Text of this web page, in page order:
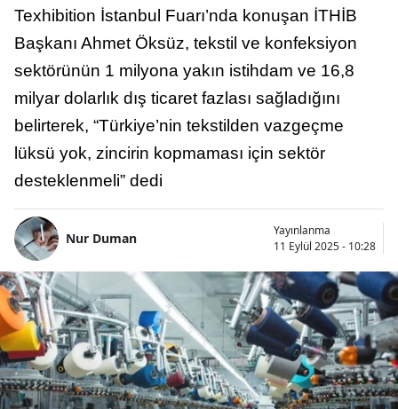
Texhibition İstanbul Fuarı’nda konuşan İTHİB
Başkanı Ahmet Öksüz, tekstil ve konfeksiyon
sektörünün 1 milyona yakın istihdam ve 16,8
milyar dolarlık dış ticaret fazlası sağladığını
belirterek, “Türkiye’nin tekstilden vazgeçme
lüksü yok, zincirin kopmaması için sektör
desteklenmeli” dedi
Nur Duman
Yayınlanma
11 Eylül 2025 - 10:28